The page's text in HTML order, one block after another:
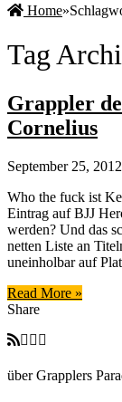
Home»
Tag
Grappler
Cornelius
September 25, 2012
Who the fuck ist
Eintrag auf BJJ
werden? Und das
netten Liste an
uneinholbar auf
Read More »
Share
über Grapplers